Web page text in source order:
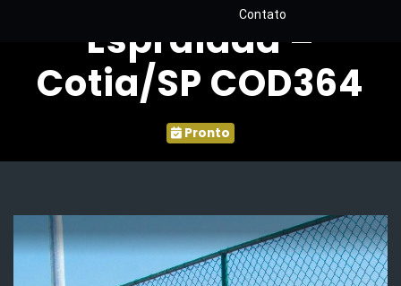
Contato
Espraiada –
Cotia/SP COD364
Pronto